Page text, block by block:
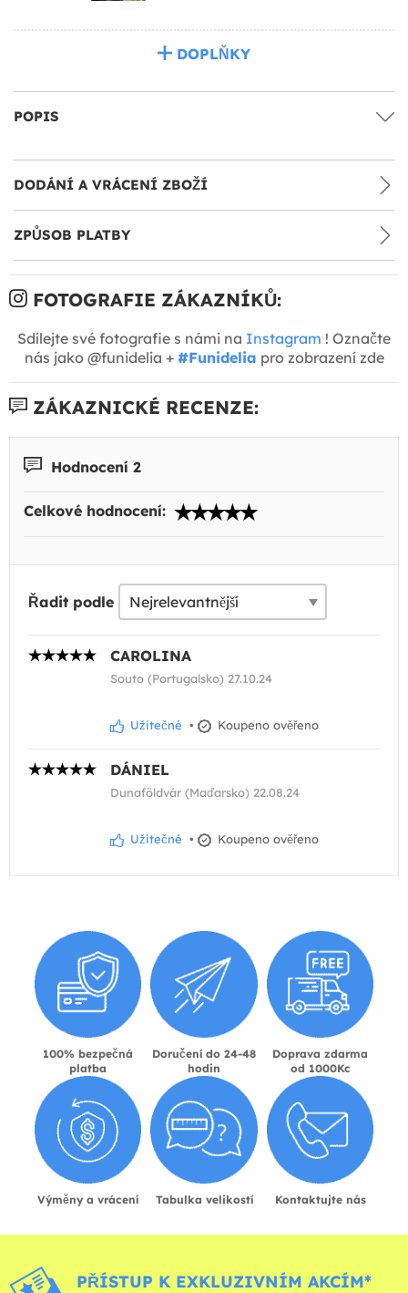
DOPLŇKY
POPIS
DODÁNÍ A VRÁCENÍ ZBOŽÍ
ZPŮSOB PLATBY
FOTOGRAFIE ZÁKAZNÍKŮ:
Sdílejte své fotografie s námi na Instagram ! Označte
nás jako @funidelia + #Funidelia pro zobrazení zde
ZÁKAZNICKÉ RECENZE:
Hodnocení 2
Celkové hodnocení:
Řadit podle
CAROLINA
Souto (Portugalsko) 27.10.24
Užitečné • Koupeno ověřeno
DÁNIEL
Dunaföldvár (Maďarsko) 22.08.24
Užitečné • Koupeno ověřeno
100% bezpečná
platba
Doručení do 24-48
hodin
Doprava zdarma
od 1000Kc
Výměny a vrácení Tabulka velikostí Kontaktujte nás
PŘÍSTUP K EXKLUZIVNÍM AKCÍM*